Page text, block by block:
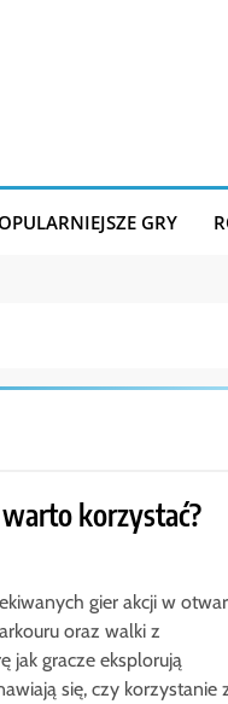
GRY
korzystać?
gier akcji w
oraz walki z
jak gracze eksplorują
się, czy korzystanie